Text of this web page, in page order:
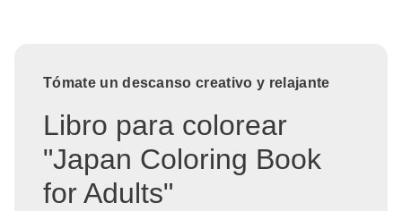
Tómate un descanso creativo y relajante
Libro para colorear
"Japan Coloring Book
for Adults"